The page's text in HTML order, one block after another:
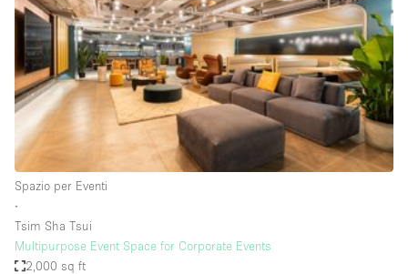
Accesso per disabili
Ampia Porta d'Ingresso
Animals Friendly
Aria condizionata
Arredamento
Attrezzature da ufficio
Bagni
Spazio per Eventi
∙
Tsim Sha Tsui
Multipurpose Event Space for Corporate Events
2,000 sq ft